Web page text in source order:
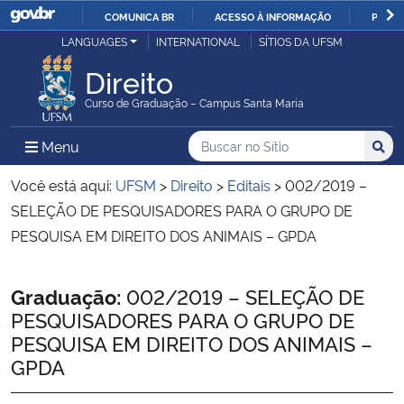
IR
COMUNICA BR ACESSO À INFORMAÇÃO
Ministério da Justiça e Segurança Pública
Ministério da Defesa
Ministério das Relações Exteriores
Ministério da Economia
Ministério da Agricultura, Pecuária e Abastecimento
Ministério da Educação
LANGUAGES INTERNATIONAL SÍTIOS DA UFSM
Direito
Curso de Graduação – Campus Santa Maria
Menu Menu Principal do Sítio
Busca
Buscar no no Sítio
Busca:
Você está aqui: UFSM > Direito > Editais >002/2019 –
SELEÇÃO DE PESQUISADORES PARA O GRUPO DE
PESQUISA EM DIREITO DOS ANIMAIS – GPDA
Início do conteúdo
Graduação: 002/2019 – SELEÇÃO DE
PESQUISADORES PARA O GRUPO DE
PESQUISA EM DIREITO DOS ANIMAIS –
GPDA